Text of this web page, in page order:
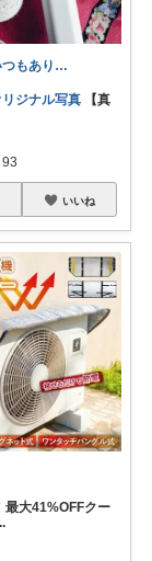
pafeいつもありがとう🌈🧚🏻💘
ジナル写真 【真
93
いいね
最大41%OFFクー